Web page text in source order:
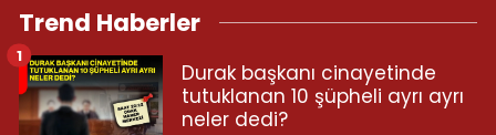
Trend Haberler
Durak başkanı cinayetinde
tutuklanan 10 şüpheli ayrı ayrı
neler dedi?
1